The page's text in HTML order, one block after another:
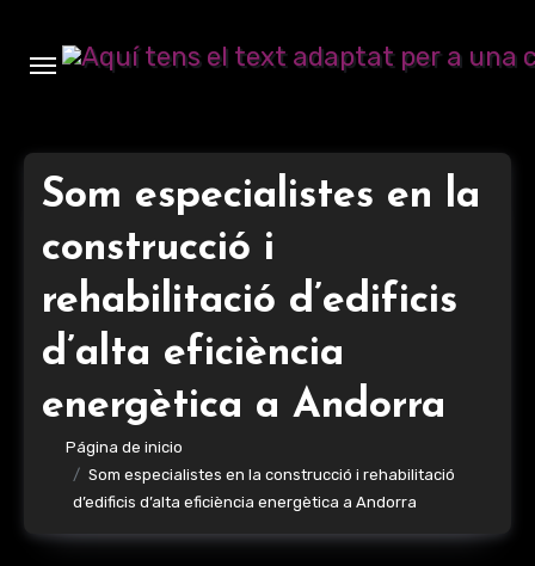
contenido
Som especialistes en la
construcció i
rehabilitació d’edificis
d’alta eficiència
energètica a Andorra
Página de inicio
Som especialistes en la construcció i rehabilitació
d’edificis d’alta eficiència energètica a Andorra